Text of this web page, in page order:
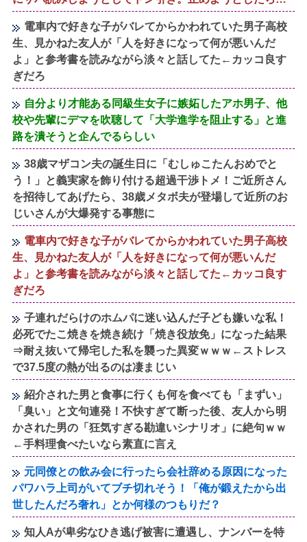
電車内で好きな子がバレてからかわれていた男子高校
生、見かねた友人が「人を好きになって何が悪いんだ
よ」と参考書を読みながら淡々と話してた←カッコ良す
ぎだろ
自分より才能ある同級生女子に嫉妬したアホ男子、他
校や先輩にデマを吹聴して「大学進学を阻止する」と進
路を潰そうと企んでるらしい
38歳マザコン夫の誕生日に「むしゅこたんおめでと
う！」と義実家を飾り付ける超過干渉トメ！ご近所さん
を招待してあげたら、38歳メタボ夫が登場して近所のお
じいさんが大爆発する事態に
電車内で好きな子がバレてからかわれていた男子高校
生、見かねた友人が「人を好きになって何が悪いんだ
よ」と参考書を読みながら淡々と話してた←カッコ良す
ぎだろ
子連れだらけのホムパに迷い込んだ子ども嫌いな私！
必死でたこ焼きを焼き続け「焼き役放免」になった結果
⇒耐え抜いて帰宅した私を襲った異変ｗｗｗ←ストレス
で37.5度の熱が出るのは凄まじい
紹介された男と食事に行くも何を食べても「まずい」
「臭い」と文句連発！不快すぎて断った後、友人から明
かされた男の「狂気すぎる勘違いシナリオ」に絶句ｗｗ
←手料理食べたいなら素直に言え
元同僚との飲み会に行ったら会社辞める原因になった
パワハラ上司がいてブチ切れそう！「俺が鍛えたから出
世したんだろ奢れ」とか何様のつもりだ？
知人Aが卑劣なひき逃げ被害に遭遇し、ナンバーを特